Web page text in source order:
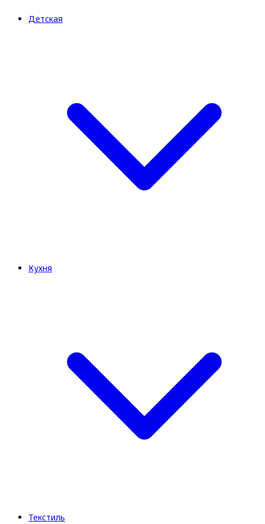
Детская
Кухня
Текстиль